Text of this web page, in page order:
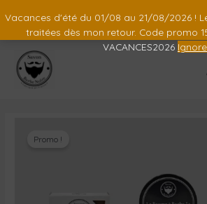
Vacances d'été du 01/08 au 21/08/2026 !
traitées dès mon retour. Code promo
VACANCES2026
Promo !